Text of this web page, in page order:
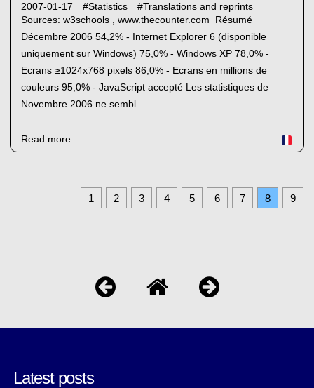
2007-01-17 #Statistics #Translations and reprints
Sources: w3schools , www.thecounter.com Résumé
Décembre 2006 54,2% - Internet Explorer 6 (disponible
uniquement sur Windows) 75,0% - Windows XP 78,0% -
Ecrans ≥1024x768 pixels 86,0% - Ecrans en millions de
couleurs 95,0% - JavaScript accepté Les statistiques de
Novembre 2006 ne sembl…
Read more
1 2 3 4 5 6 7 8 9
Latest posts